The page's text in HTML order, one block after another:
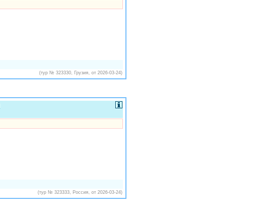
(тур № 323330, Грузия, от 2026-03-24)
(тур № 323333, Россия, от 2026-03-24)